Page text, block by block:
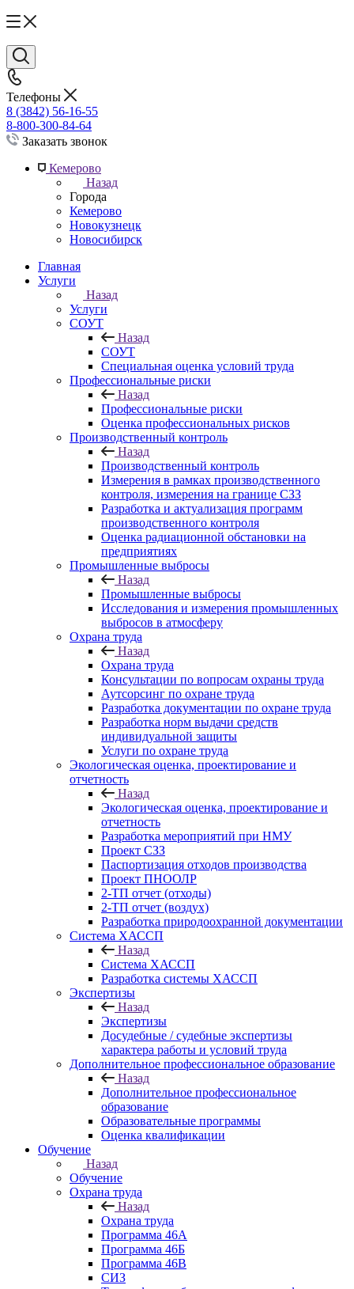
Телефоны
8 (3842) 56-16-55
8-800-300-84-64
Заказать звонок
Кемерово
Назад
Города
Кемерово
Новокузнецк
Новосибирск
Главная
Услуги
Назад
Услуги
СОУТ
Назад
СОУТ
Специальная оценка условий труда
Профессиональные риски
Назад
Профессиональные риски
Оценка профессиональных рисков
Производственный контроль
Назад
Производственный контроль
Измерения в рамках производственного
контроля, измерения на границе СЗЗ
Разработка и актуализация программ
производственного контроля
Оценка радиационной обстановки на
предприятиях
Промышленные выбросы
Назад
Промышленные выбросы
Исследования и измерения промышленных
выбросов в атмосферу
Охрана труда
Назад
Охрана труда
Консультации по вопросам охраны труда
Аутсорсинг по охране труда
Разработка документации по охране труда
Разработка норм выдачи средств
индивидуальной защиты
Услуги по охране труда
Экологическая оценка, проектирование и
отчетность
Назад
Экологическая оценка, проектирование и
отчетность
Разработка мероприятий при НМУ
Проект СЗЗ
Паспортизация отходов производства
Проект ПНООЛР
2-ТП отчет (отходы)
2-ТП отчет (воздух)
Разработка природоохранной документации
Система ХАССП
Назад
Система ХАССП
Разработка системы ХАССП
Экспертизы
Назад
Экспертизы
Досудебные / судебные экспертизы
характера работы и условий труда
Дополнительное профессиональное образование
Назад
Дополнительное профессиональное
образование
Образовательные программы
Оценка квалификации
Обучение
Назад
Обучение
Охрана труда
Назад
Охрана труда
Программа 46А
Программа 46Б
Программа 46В
СИЗ